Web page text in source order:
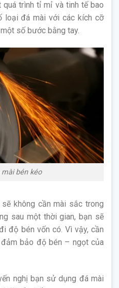
trình tỉ mỉ và tinh tế bao
loại đá mài với các kích cỡ
số bước bằng tay.
mài bén kéo
không cần mài sắc trong
sau một thời gian, bạn sẽ
độ bén vốn có. Vì vậy, cần
bảo độ bén – ngọt của
nghị bạn sử dụng đá mài